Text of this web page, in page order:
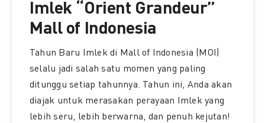
Imlek “Orient Grandeur”
Mall of Indonesia
Tahun Baru Imlek di Mall of Indonesia (MOI)
selalu jadi salah satu momen yang paling
ditunggu setiap tahunnya. Tahun ini, Anda akan
diajak untuk merasakan perayaan Imlek yang
lebih seru, lebih berwarna, dan penuh kejutan!